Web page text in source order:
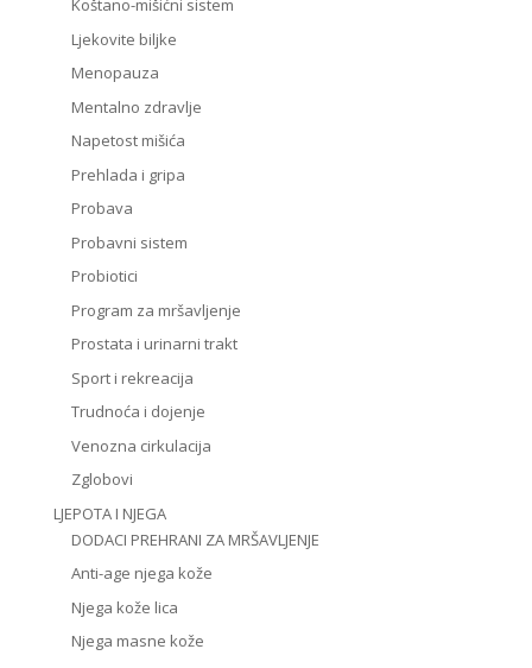
Koštano-mišićni sistem
Ljekovite biljke
Menopauza
Mentalno zdravlje
Napetost mišića
Prehlada i gripa
Probava
Probavni sistem
Probiotici
Program za mršavljenje
Prostata i urinarni trakt
Sport i rekreacija
Trudnoća i dojenje
Venozna cirkulacija
Zglobovi
LJEPOTA I NJEGA
DODACI PREHRANI ZA MRŠAVLJENJE
Anti-age njega kože
Njega kože lica
Njega masne kože